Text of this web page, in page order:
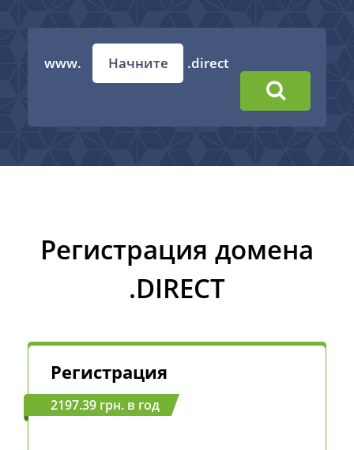
www. .direct
Регистрация домена
.DIRECT
Регистрация
2197.39 грн. в год